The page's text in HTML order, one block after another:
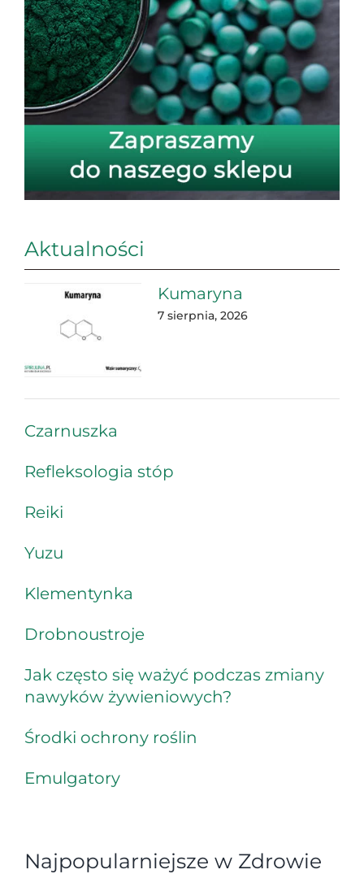
Aktualności
Kumaryna
7 sierpnia, 2026
Czarnuszka
Refleksologia stóp
Reiki
Yuzu
Klementynka
Drobnoustroje
Jak często się ważyć podczas zmiany
nawyków żywieniowych?
Środki ochrony roślin
Emulgatory
Najpopularniejsze w Zdrowie